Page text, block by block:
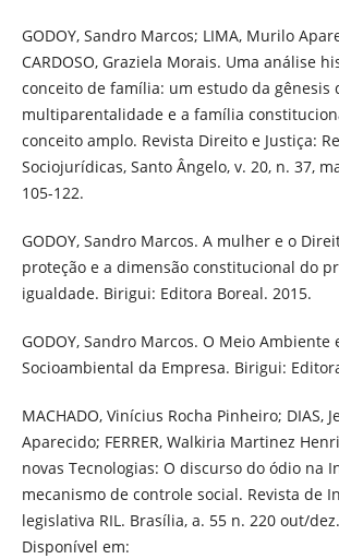
GODOY, Sandro Marcos; LIMA, Murilo
CARDOSO, Graziela Morais. Uma análise
conceito de família: um estudo da gênesis
multiparentalidade e a família
conceito amplo. Revista Direito e Justiça:
Sociojurídicas, Santo Ângelo, v. 20, n. 37,
105-122.
GODOY, Sandro Marcos. A mulher e o
proteção e a dimensão constitucional do
igualdade. Birigui: Editora Boreal. 2015.
GODOY, Sandro Marcos. O Meio Ambiente
Socioambiental da Empresa. Birigui:
MACHADO, Vinícius Rocha Pinheiro; DIAS,
Aparecido; FERRER, Walkiria Martinez
novas Tecnologias: O discurso do ódio na
mecanismo de controle social. Revista de
legislativa RIL. Brasília, a. 55 n. 220 out/
Disponível em: